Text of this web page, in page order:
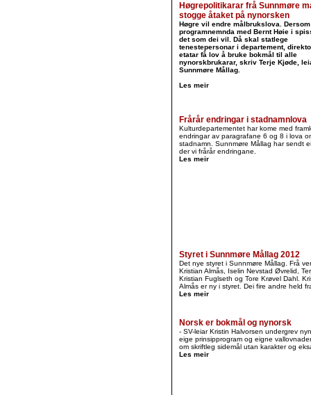
Høgrepolitikarar frå Sunnmøre
stogge åtaket på nynorsken
Høgre vil endre målbrukslova. Dersom
programnemnda med Bernt Høie i
det som dei vil. Då skal statlege
tenestepersonar i departement,
etatar få lov å bruke bokmål til alle
nynorskbrukarar, skriv Terje Kjøde,
Sunnmøre Mållag.
Les meir
Frårår endringar i stadnamnlova
Kulturdepartementet har kome med
endringar av paragrafane 6 og 8 i lova
stadnamn. Sunnmøre Mållag har sendt
der vi frårår endringane.
Les meir
Styret i Sunnmøre Mållag 2012
Det nye styret i Sunnmøre Mållag. Frå
Kristian Almås, Iselin Nevstad Øvrelid,
Kristian Fuglseth og Tore Krøvel Dahl.
Almås er ny i styret. Dei fire andre held
Les meir
Norsk er bokmål og nynorsk
- SV-leiar Kristin Halvorsen undergrev
eige prinsipprogram og eigne
om skriftleg sidemål utan karakter og
Les meir